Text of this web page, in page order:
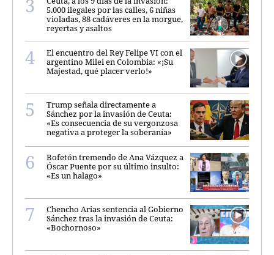
5.000 ilegales por las calles, 6 niñas
violadas, 88 cadáveres en la morgue,
reyertas y asaltos
El encuentro del Rey Felipe VI con el
argentino Milei en Colombia: «¡Su
Majestad, qué placer verlo!»
Trump señala directamente a
Sánchez por la invasión de Ceuta:
«Es consecuencia de su vergonzosa
negativa a proteger la soberanía»
Bofetón tremendo de Ana Vázquez a
Óscar Puente por su último insulto:
«Es un halago»
Chencho Arias sentencia al Gobierno
Sánchez tras la invasión de Ceuta:
«Bochornoso»